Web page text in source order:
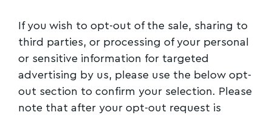
If you wish to opt-out of the sale, sharing to
third parties, or processing of your personal
or sensitive information for targeted
advertising by us, please use the below opt-
out section to confirm your selection. Please
note that after your opt-out request is
αντιμετωπιστούν με τους δυνατούς πόρους
και τα όποια μέσα υπάρχουν στη διάθεσή
τους, ώστε να περιοριστούν οι αρνητικές
επιπτώσεις και να αποκατασταθεί σταδιακά η
κανονικότητα.
Δύσκολο έργο. Το αύριο, όμως, απαιτεί να